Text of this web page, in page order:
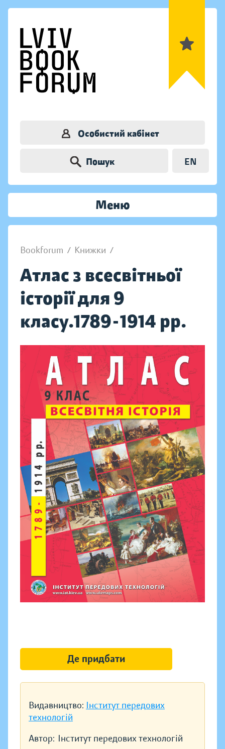
Особистий кабінет
Пошук EN
Меню
Bookforum / Книжки /
Атлас з всесвітньої
історії для 9
класу.1789-1914 рр.
Видавництво: Інститут передових
технологій
Автор: Інститут передових технологій
Де придбати